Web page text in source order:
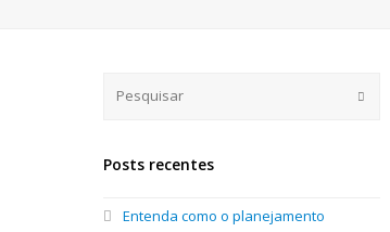
Posts recentes
Entenda como o planejamento